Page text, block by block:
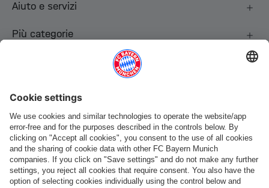
Aiuto e servizi
Più categorie
Pagamento e consegna